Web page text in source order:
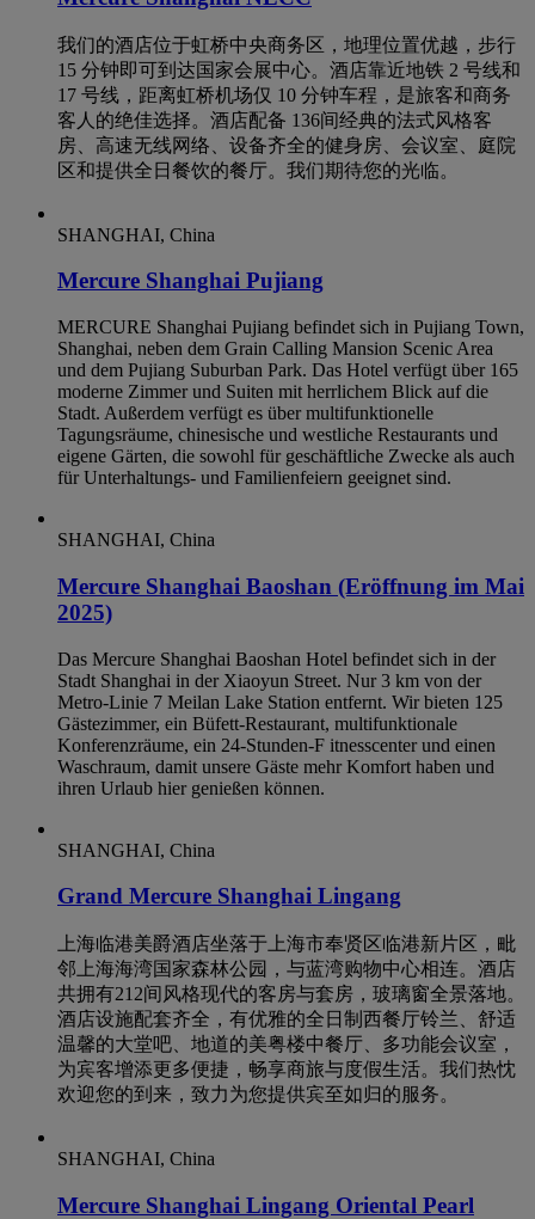
我们的酒店位于虹桥中央商务区，地理位置优越，步行
15 分钟即可到达国家会展中心。酒店靠近地铁 2 号线和
17 号线，距离虹桥机场仅 10 分钟车程，是旅客和商务
客人的绝佳选择。酒店配备 136间经典的法式风格客
房、高速无线网络、设备齐全的健身房、会议室、庭院
区和提供全日餐饮的餐厅。我们期待您的光临。
SHANGHAI, China
Mercure Shanghai Pujiang
MERCURE Shanghai Pujiang befindet sich in Pujiang Town,
Shanghai, neben dem Grain Calling Mansion Scenic Area
und dem Pujiang Suburban Park. Das Hotel verfügt über 165
moderne Zimmer und Suiten mit herrlichem Blick auf die
Stadt. Außerdem verfügt es über multifunktionelle
Tagungsräume, chinesische und westliche Restaurants und
eigene Gärten, die sowohl für geschäftliche Zwecke als auch
für Unterhaltungs- und Familienfeiern geeignet sind.
SHANGHAI, China
Mercure Shanghai Baoshan (Eröffnung im Mai
2025)
Das Mercure Shanghai Baoshan Hotel befindet sich in der
Stadt Shanghai in der Xiaoyun Street. Nur 3 km von der
Metro-Linie 7 Meilan Lake Station entfernt. Wir bieten 125
Gästezimmer, ein Büfett-Restaurant, multifunktionale
Konferenzräume, ein 24-Stunden-F itnesscenter und einen
Waschraum, damit unsere Gäste mehr Komfort haben und
ihren Urlaub hier genießen können.
SHANGHAI, China
Grand Mercure Shanghai Lingang
上海临港美爵酒店坐落于上海市奉贤区临港新片区，毗
邻上海海湾国家森林公园，与蓝湾购物中心相连。酒店
共拥有212间风格现代的客房与套房，玻璃窗全景落地。
酒店设施配套齐全，有优雅的全日制西餐厅铃兰、舒适
温馨的大堂吧、地道的美粤楼中餐厅、多功能会议室，
为宾客增添更多便捷，畅享商旅与度假生活。我们热忱
欢迎您的到来，致力为您提供宾至如归的服务。
SHANGHAI, China
Mercure Shanghai Lingang Oriental Pearl